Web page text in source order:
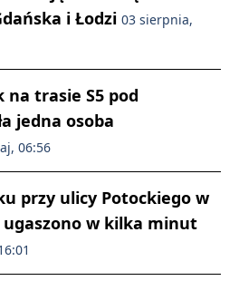
i Łodzi 03 sierpnia,
na trasie S5 pod
jedna osoba
06:56
przy ulicy Potockiego w
ugaszono w kilka minut